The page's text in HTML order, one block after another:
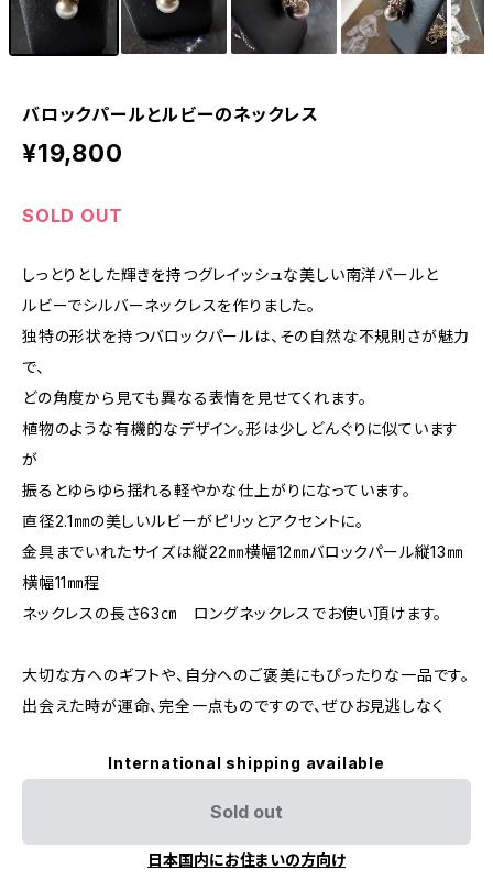
バロックパールとルビーのネックレス
¥19,800
SOLD OUT
しっとりとした輝きを持つグレイッシュな美しい南洋バールと
ルビーでシルバーネックレスを作りました。
独特の形状を持つバロックパールは、その自然な不規則さが魅力
で、
どの角度から見ても異なる表情を見せてくれます。
植物のような有機的なデザイン。形は少しどんぐりに似ています
が
振るとゆらゆら揺れる軽やかな仕上がりになっています。
直径2.1㎜の美しいルビーがピリッとアクセントに。
金具までいれたサイズは縦22㎜横幅12㎜バロックパール縦13㎜
横幅11㎜程
ネックレスの長さ63㎝ ロングネックレスでお使い頂けます。
大切な方へのギフトや、自分へのご褒美にもぴったりな一品です。
出会えた時が運命、完全一点ものですので、ぜひお見逃しなく
International shipping available
Sold out
日本国内にお住まいの方向け